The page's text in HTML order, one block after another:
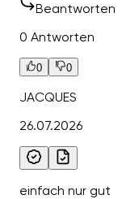
Beantworten
0 Antworten
0 0
JACQUES
26.07.2026
einfach nur gut